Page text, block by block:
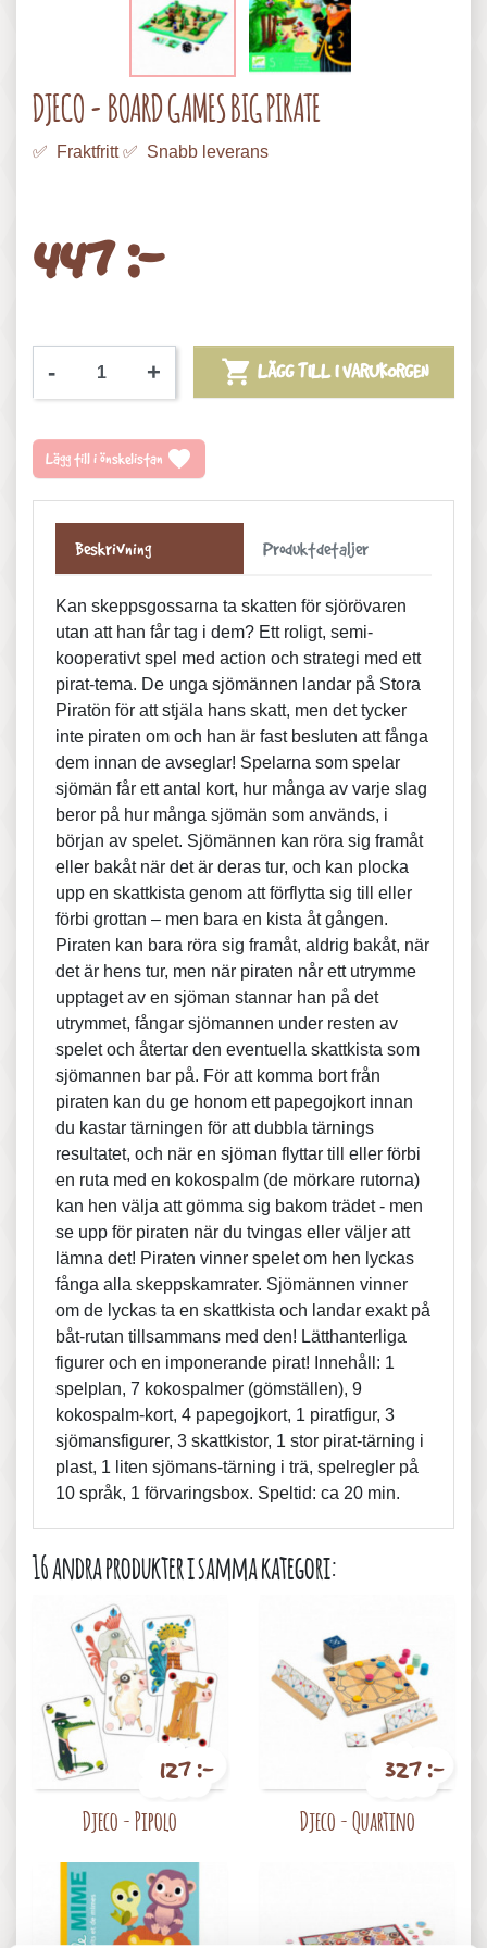
DJECO - BOARD GAMES BIG PIRATE
✅ Fraktfritt ✅ Snabb leverans
447 :-
- +  LÄGG TILL I VARUKORGEN
Lägg till i önskelistan favorite
Beskrivning Produktdetaljer
Kan skeppsgossarna ta skatten för sjörövaren
utan att han får tag i dem? Ett roligt, semi-
kooperativt spel med action och strategi med ett
pirat-tema. De unga sjömännen landar på Stora
Piratön för att stjäla hans skatt, men det tycker
inte piraten om och han är fast besluten att fånga
dem innan de avseglar! Spelarna som spelar
sjömän får ett antal kort, hur många av varje slag
beror på hur många sjömän som används, i
början av spelet. Sjömännen kan röra sig framåt
eller bakåt när det är deras tur, och kan plocka
upp en skattkista genom att förflytta sig till eller
förbi grottan – men bara en kista åt gången.
Piraten kan bara röra sig framåt, aldrig bakåt, när
det är hens tur, men när piraten når ett utrymme
upptaget av en sjöman stannar han på det
utrymmet, fångar sjömannen under resten av
spelet och återtar den eventuella skattkista som
sjömannen bar på. För att komma bort från
piraten kan du ge honom ett papegojkort innan
du kastar tärningen för att dubbla tärnings
resultatet, och när en sjöman flyttar till eller förbi
en ruta med en kokospalm (de mörkare rutorna)
kan hen välja att gömma sig bakom trädet - men
se upp för piraten när du tvingas eller väljer att
lämna det! Piraten vinner spelet om hen lyckas
fånga alla skeppskamrater. Sjömännen vinner
om de lyckas ta en skattkista och landar exakt på
båt-rutan tillsammans med den! Lätthanterliga
figurer och en imponerande pirat! Innehåll: 1
spelplan, 7 kokospalmer (gömställen), 9
kokospalm-kort, 4 papegojkort, 1 piratfigur, 3
sjömansfigurer, 3 skattkistor, 1 stor pirat-tärning i
plast, 1 liten sjömans-tärning i trä, spelregler på
10 språk, 1 förvaringsbox. Speltid: ca 20 min.
16 andra produkter i samma kategori:
127 :-
Djeco - Pipolo
327 :-
Djeco - Quartino